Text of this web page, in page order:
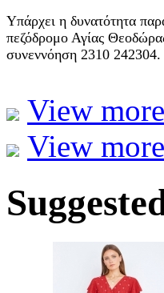
Υπάρχει η δυνατότητα
πεζόδρομο Αγίας
συνεννόηση 2310 242304.
View
View